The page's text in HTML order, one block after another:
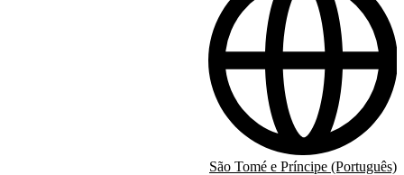
São Tomé e Príncipe (Português)